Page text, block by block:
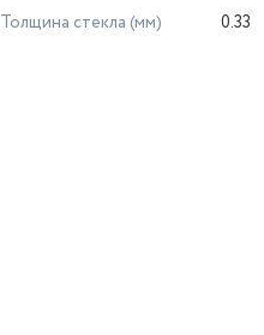
Толщина стекла (мм)
0.33